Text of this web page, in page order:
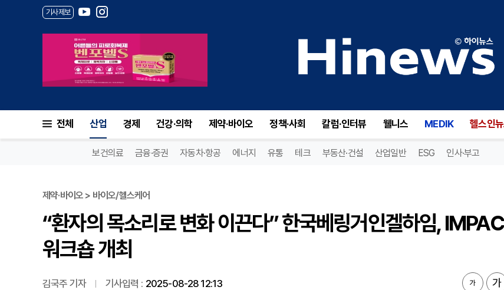
기사제보
전체 산업 경제 건강·의학 제약·바이오 정책·사회 칼럼·인터뷰 웰니스 MEDIK 헬스인
보건의료 금융·증권 자동차·항공 에너지 유통 테크 부동산·건설 산업일반 ESG 인사·부고
제약·바이오 > 바이오/헬스케어
“환자의 목소리로 변화 이끈다” 한국베링거인겔하임,
워크숍 개최
김국주 기자 기사입력 : 2025-08-28 12:13